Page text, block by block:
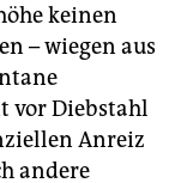
keinen
– wiegen aus
vor Diebstahl
Anreiz
andere